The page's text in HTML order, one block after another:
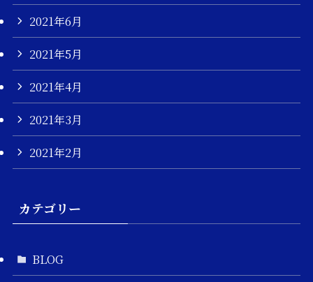
2021年6月
2021年5月
2021年4月
2021年3月
2021年2月
カテゴリー
BLOG